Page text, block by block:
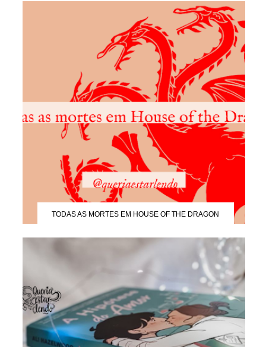
TODAS AS MORTES EM HOUSE OF THE DRAGON